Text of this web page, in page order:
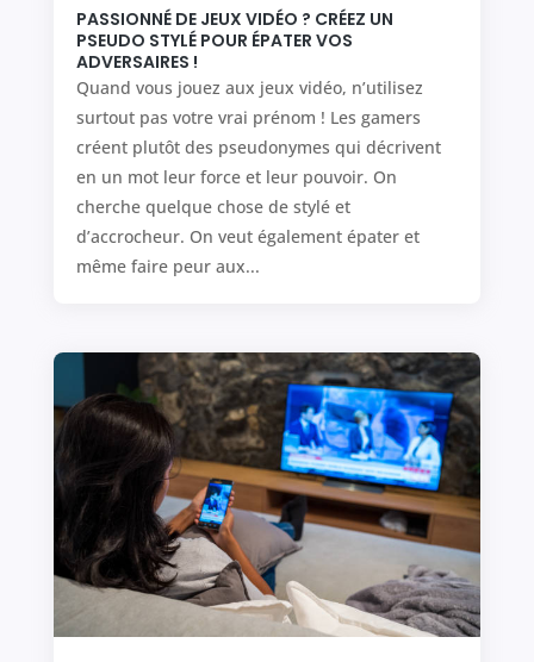
PASSIONNÉ DE JEUX VIDÉO ? CRÉEZ UN
PSEUDO STYLÉ POUR ÉPATER VOS
ADVERSAIRES !
Quand vous jouez aux jeux vidéo, n’utilisez
surtout pas votre vrai prénom ! Les gamers
créent plutôt des pseudonymes qui décrivent
en un mot leur force et leur pouvoir. On
cherche quelque chose de stylé et
d’accrocheur. On veut également épater et
même faire peur aux...